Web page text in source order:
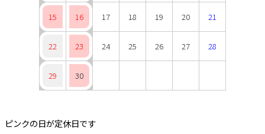
15 16 17 18 19 20 21
22 23 24 25 26 27 28
29 30
ピンクの日が定休日です